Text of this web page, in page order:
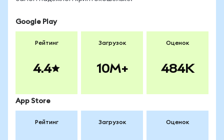
Google Play
Рейтинг
4.4
Загрузок
10M+
Оценок
484K
App Store
Рейтинг Загрузок Оценок